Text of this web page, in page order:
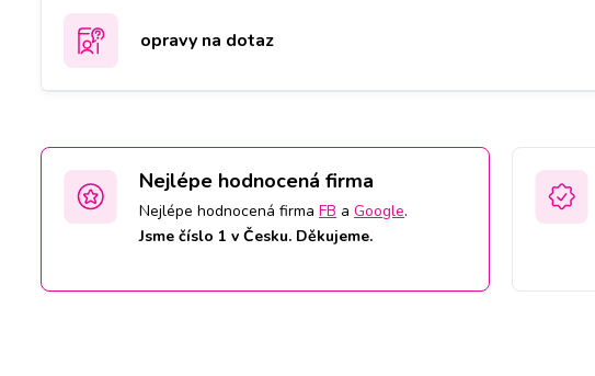
opravy na dotaz
Nejlépe hodnocená firma
Nejlépe hodnocená firma FB a Google.
Jsme číslo 1 v Česku. Děkujeme.